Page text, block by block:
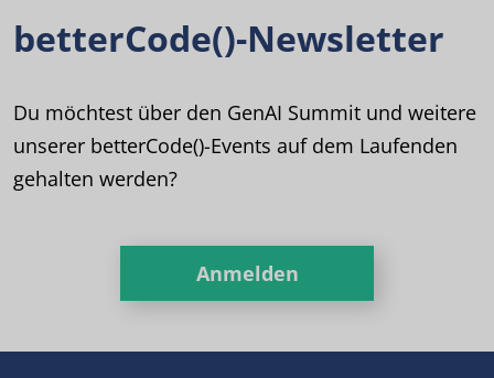
betterCode()-Newsletter
Du möchtest über den GenAI Summit und weitere
unserer betterCode()-Events auf dem Laufenden
gehalten werden?
Anmelden